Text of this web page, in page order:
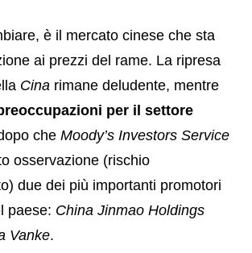
è il mercato cinese che sta
ai prezzi del rame. La ripresa
Cina rimane deludente, mentre
per il settore
che Moody’s Investors Service
osservazione (rischio
due dei più importanti promotori
paese: China Jinmao Holdings
Vanke.